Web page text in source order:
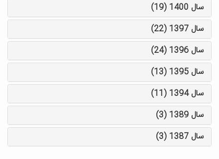
سال 1400 (19)
سال 1397 (22)
سال 1396 (24)
سال 1395 (13)
سال 1394 (11)
سال 1389 (3)
سال 1387 (3)